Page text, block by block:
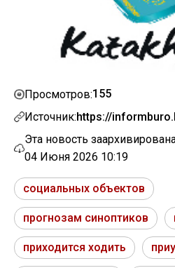
Просмотров:155
Источник:https://
Эта новость
04 Июня 2026 10:19
социальных объектов
прогнозам синоптиков
приходится ходить